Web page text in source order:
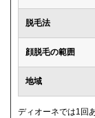
脱毛法
顔脱毛の範囲
地域
ディオーネでは1回